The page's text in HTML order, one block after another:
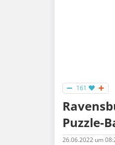
161
Puzzle-
26.06.2022 um